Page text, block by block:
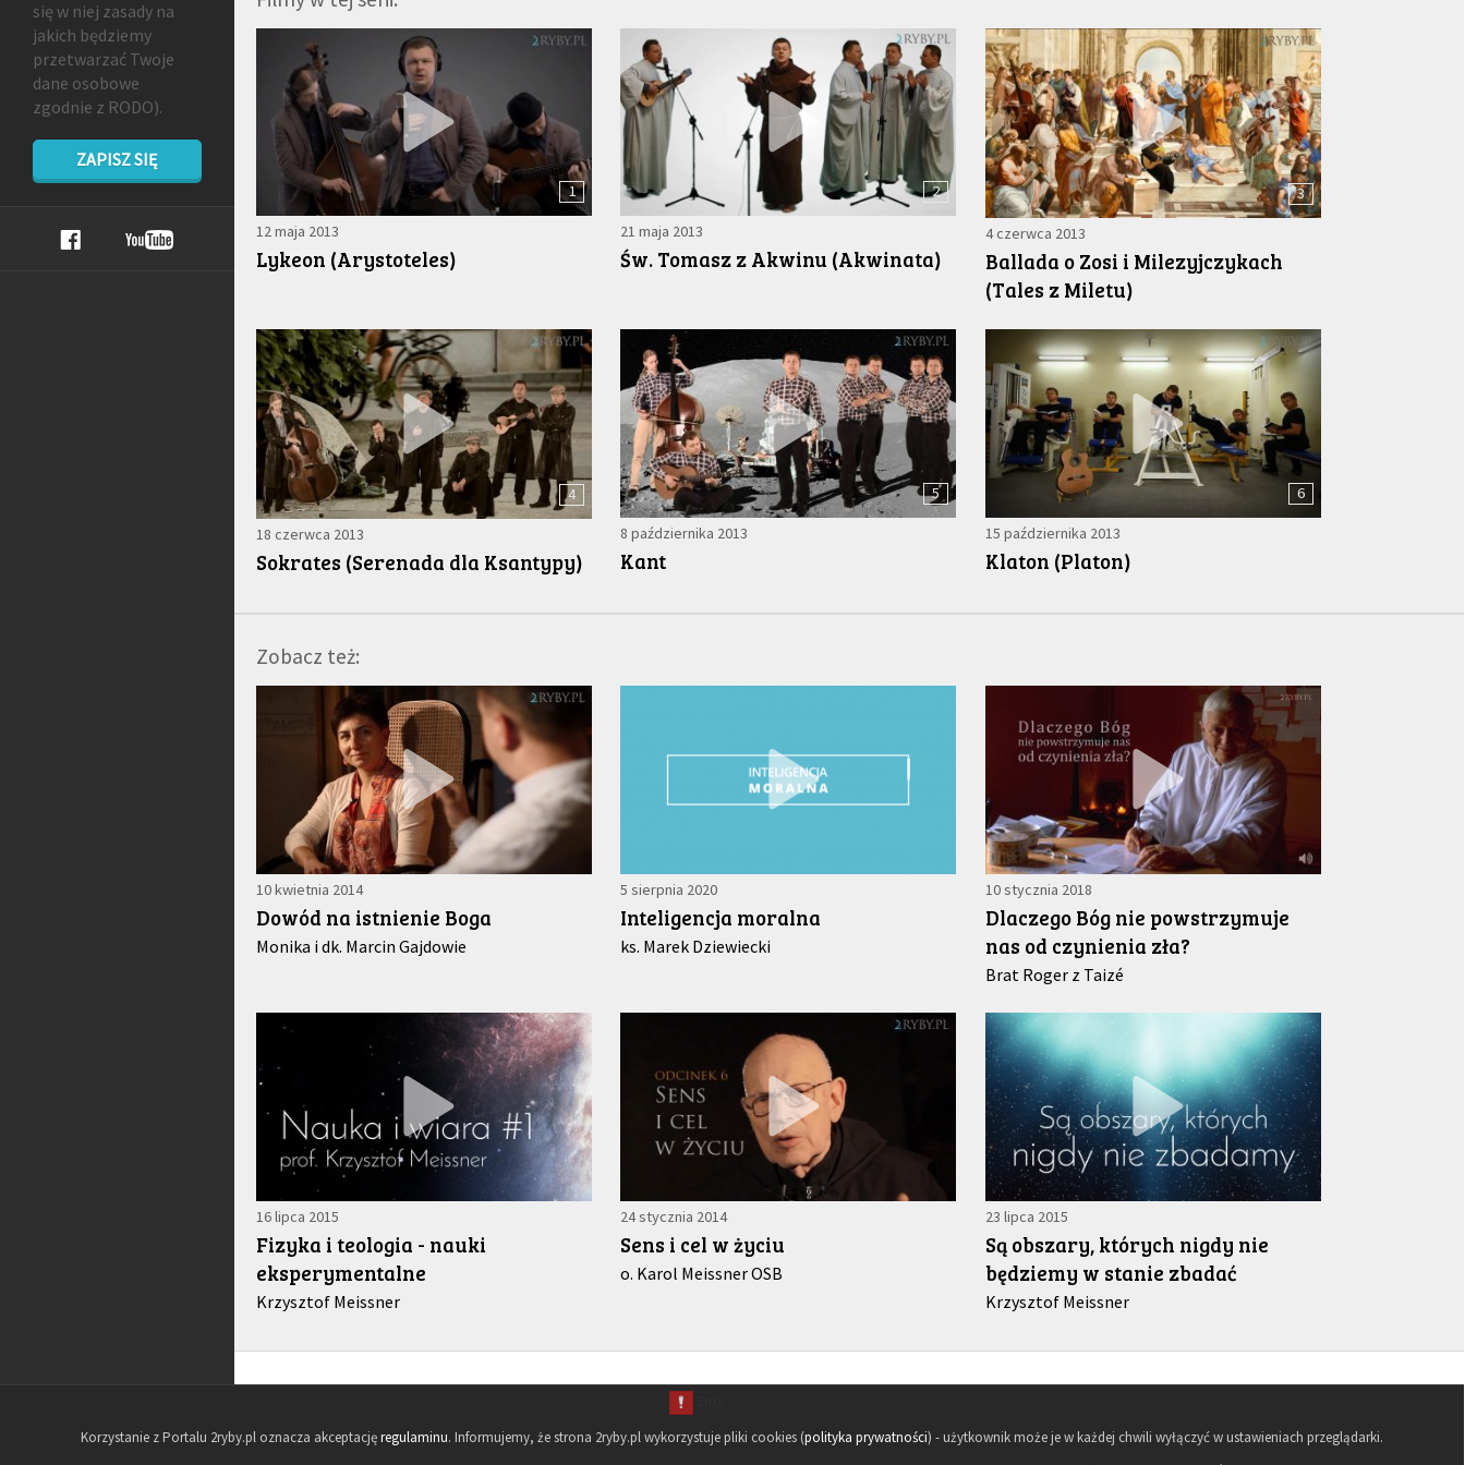
1
12 maja 2013
Lykeon (Arystoteles)
2
21 maja 2013
Św. Tomasz z Akwinu (Akwinata)
3
4 czerwca 2013
Ballada o Zosi i Milezyjczykach
(Tales z Miletu)
4
18 czerwca 2013
Sokrates (Serenada dla Ksantypy)
5
8 października 2013
Kant
6
15 października 2013
Klaton (Platon)
Zobacz też:
10 kwietnia 2014
Dowód na istnienie Boga
Monika i dk. Marcin Gajdowie
5 sierpnia 2020
Inteligencja moralna
ks. Marek Dziewiecki
10 stycznia 2018
Dlaczego Bóg nie powstrzymuje
nas od czynienia zła?
Brat Roger z Taizé
16 lipca 2015
Fizyka i teologia - nauki
eksperymentalne
Krzysztof Meissner
24 stycznia 2014
Sens i cel w życiu
o. Karol Meissner OSB
23 lipca 2015
Są obszary, których nigdy nie
będziemy w stanie zbadać
Krzysztof Meissner
się w niej zasady na
jakich będziemy
przetwarzać Twoje
dane osobowe
zgodnie z RODO).
ZAPISZ SIĘ
Korzystanie z Portalu 2ryby.pl oznacza akceptacjęregulaminu. Informujemy, że strona 2ryby.pl wykorzystuje pliki cookies (polityka prywatności) - użytkownik może je w każdej chwili wyłączyć w ustawieniach przeglądarki.